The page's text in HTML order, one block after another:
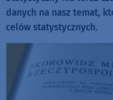
danych na nasz temat,
celów statystycznych.